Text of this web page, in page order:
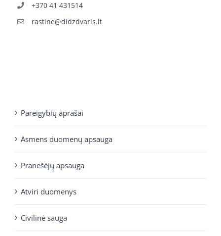
+370 41 431514
rastine@didzdvaris.lt
Pareigybių aprašai
Asmens duomenų apsauga
Pranešėjų apsauga
Atviri duomenys
Civilinė sauga